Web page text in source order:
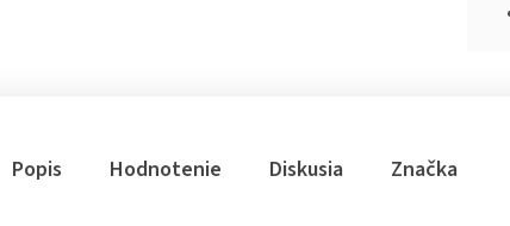
Popis Hodnotenie Diskusia Značka